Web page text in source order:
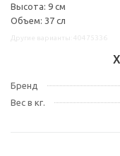
Высота: 9 см
Объем: 37 сл
Бренд
Вес в кг.